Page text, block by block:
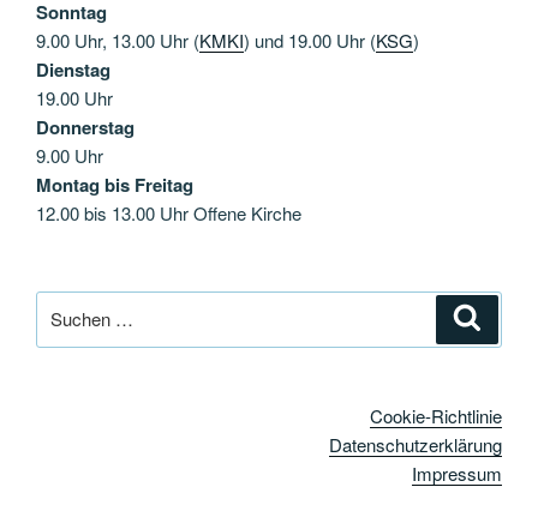
Sonntag
9.00 Uhr, 13.00 Uhr (KMKI) und 19.00 Uhr (KSG)
Dienstag
19.00 Uhr
Donnerstag
9.00 Uhr
Montag bis Freitag
12.00 bis 13.00 Uhr Offene Kirche
nach:
Cookie-Richtlinie
Datenschutzerklärung
Impressum